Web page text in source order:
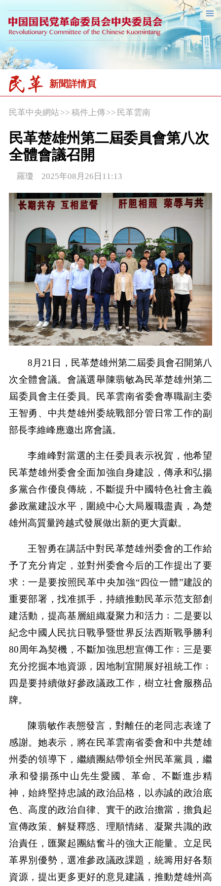
新聞詳情頁
民革中央網站>> 稿件上傳>> 民革雲南
民革楚雄州第二屆委員會第八次
全體會議召開
羅瓊 2025年08月26日11:13
8月21日，民革楚雄州第二屆委員會召開第八
次全體會議。會議選舉陳翡敏為民革楚雄州第二
屆委員會主任委員。民革雲南省委會專職副主委
王智勇、中共楚雄州委統戰部分管日常工作的副
部長李維峰應邀出席會議。
李維峰對當選的主任委員表示祝賀，他希望
民革楚雄州委會全面加強自身建設，傳承和弘揚
多黨合作優良傳統，不斷提升中國特色社會主義
參政黨建設水平，圍繞中心大局履職盡責，為楚
雄州高質量跨越式發展做出新的更大貢獻。
王智勇在講話中對民革楚雄州委會的工作給
予了充分肯定，並對州委會今后的工作提出了要
求：一是要按照民革中央加強“四位一體”建設的
重要部署，找准抓手，持續推動民革示范支部創
建活動，提高基層組織凝聚力和活力﹔二是要以
紀念中國人民抗日戰爭暨世界反法西斯戰爭勝利
80周年為契機，不斷加強思想宣傳工作﹔三是要
充分挖掘本地資源，因地制宜開展好祖統工作﹔
四是要持續做好參政議政工作，樹立社會服務品
牌。
陳翡敏作表態發言，對離任的老同志表達了
感謝。她表示，將在民革雲南省委會和中共楚雄
州委的領導下，繼續團結帶領全州民革黨員，繼
承和發揚孫中山先生愛國、革命、不斷進步精
神，始終堅持忠誠的政治品格，以赤誠的政治底
色、高度的政治自律、實干的政治擔當，擔負起
宣傳政策、解疑釋惑、理順情緒、凝聚共識的政
治責任，匯聚起團結奮斗的強大正能量。立足民
革界別優勢，選准參政議政課題，統籌用好各類
資源，提出更多更好的意見建議，推動楚雄州高